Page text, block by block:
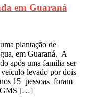
em Guaraná
plantação de
em Guaraná. A
após uma família ser
levado por dois
15 pessoas foram
GMS […]